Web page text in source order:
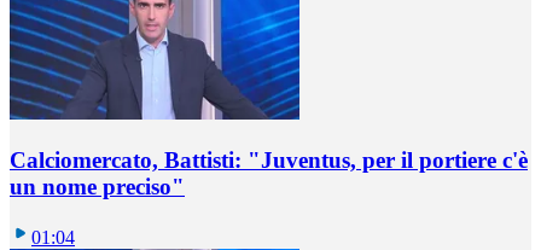
Calciomercato, Battisti: "Juventus, per il portiere c'è
un nome preciso"
01:04